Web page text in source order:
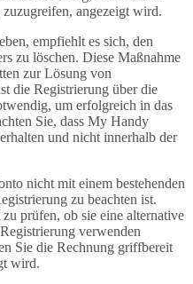
angezeigt wird.
empfiehlt es sich, den
zu löschen. Diese Maßnahme
zur Lösung von
die Registrierung über die
um erfolgreich in das
Sie, dass My Handy
und nicht innerhalb der
nicht mit einem bestehenden
zu beachten ist.
prüfen, ob sie eine alternative
verwenden
Sie die Rechnung griffbereit
wird.